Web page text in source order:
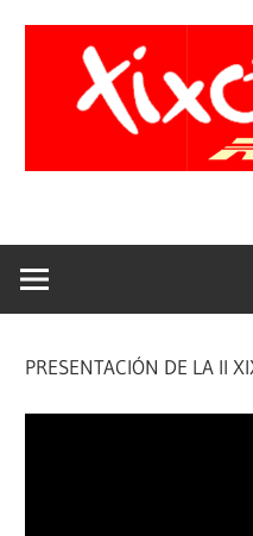
PRESENTACIÓN DE LA II